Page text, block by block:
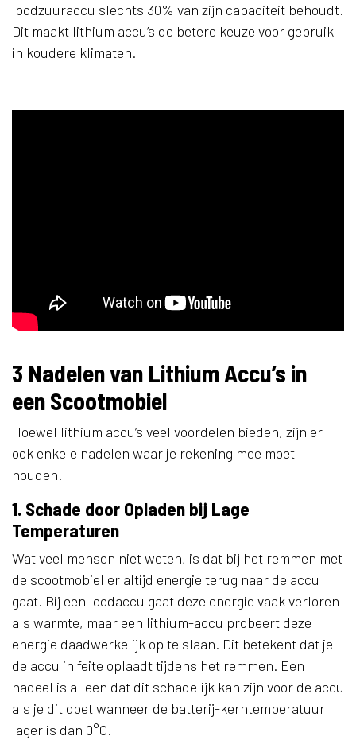
loodzuuraccu slechts 30% van zijn capaciteit behoudt.
Dit maakt lithium accu’s de betere keuze voor gebruik
in koudere klimaten.
3 Nadelen van Lithium Accu’s in
een Scootmobiel
Hoewel lithium accu’s veel voordelen bieden, zijn er
ook enkele nadelen waar je rekening mee moet
houden.
1. Schade door Opladen bij Lage
Temperaturen
Wat veel mensen niet weten, is dat bij het remmen met
de scootmobiel er altijd energie terug naar de accu
gaat. Bij een loodaccu gaat deze energie vaak verloren
als warmte, maar een lithium-accu probeert deze
energie daadwerkelijk op te slaan. Dit betekent dat je
de accu in feite oplaadt tijdens het remmen. Een
nadeel is alleen dat dit schadelijk kan zijn voor de accu
als je dit doet wanneer de batterij-kerntemperatuur
lager is dan 0°C.